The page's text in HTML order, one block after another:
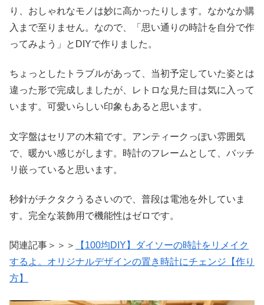
り、おしゃれなモノは妙に高かったりします。なかなか購
入まで至りません。なので、「思い通りの時計を自分で作
ってみよう」とDIYで作りました。
ちょっとしたトラブルがあって、当初予定していた姿とは
違った形で完成しましたが、レトロな見た目は気に入って
います。可愛いらしい印象もあると思います。
文字盤はセリアの木箱です。アンティークっぽい雰囲気
で、暖かい感じがします。時計のフレームとして、バッチ
リ嵌っていると思います。
秒針がチクタクうるさいので、普段は電池を外していま
す。完全な装飾用で機能性はゼロです。
関連記事＞＞＞
【100均DIY】ダイソーの時計をリメイク
するよ。オリジナルデザインの置き時計にチェンジ【作り
方】